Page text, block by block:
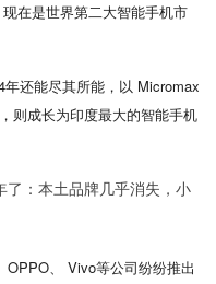
在是世界第二大智能手机市
还能尽其所能，以 Micromax
则成长为印度最大的智能手机
、 Vivo等公司纷纷推出